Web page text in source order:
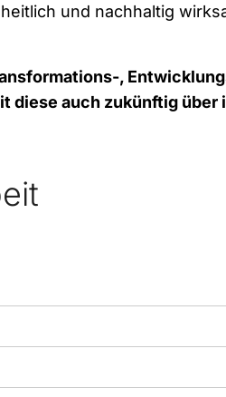
und nachhaltig
,
diese auch zukünftig über